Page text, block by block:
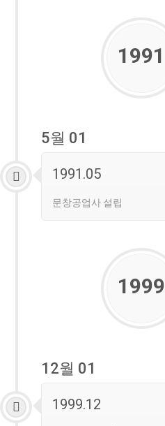
1991
5월 01
1991.05
문창공업사 설립
1999
12월 01
1999.12